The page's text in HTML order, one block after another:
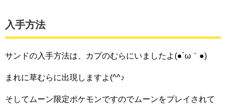
入手方法
サンドの入手方法は、カプのむらにいましたよ(●´ω｀●)
まれに草むらに出現しますよ(^^♪
そしてムーン限定ポケモンですのでムーンをプレイされて